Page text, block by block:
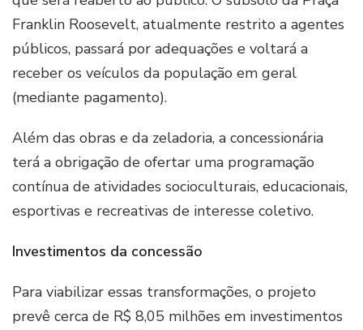
Franklin Roosevelt, atualmente restrito a agentes
públicos, passará por adequações e voltará a
receber os veículos da população em geral
(mediante pagamento).
Além das obras e da zeladoria, a concessionária
terá a obrigação de ofertar uma programação
contínua de atividades socioculturais, educacionais,
esportivas e recreativas de interesse coletivo.
Investimentos da concessão
Para viabilizar essas transformações, o projeto
prevê cerca de R$ 8,05 milhões em investimentos